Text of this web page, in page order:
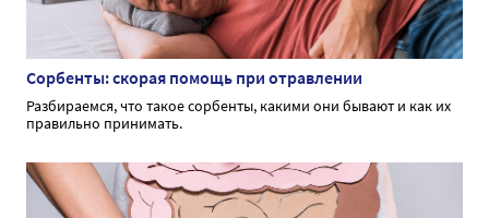
Сорбенты: скорая помощь при отравлении
Разбираемся, что такое сорбенты, какими они бывают и как их
правильно принимать.